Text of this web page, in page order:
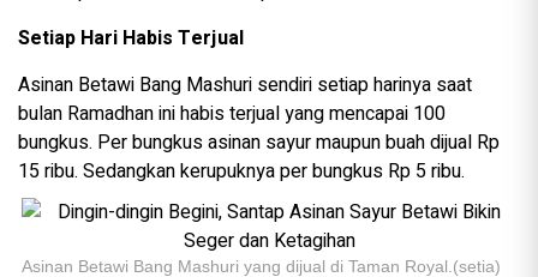
Setiap Hari Habis Terjual
Asinan Betawi Bang Mashuri sendiri setiap harinya saat
bulan Ramadhan ini habis terjual yang mencapai 100
bungkus. Per bungkus asinan sayur maupun buah dijual Rp
15 ribu. Sedangkan kerupuknya per bungkus Rp 5 ribu.
Asinan Betawi Bang Mashuri yang dijual di Taman Royal.(setia)